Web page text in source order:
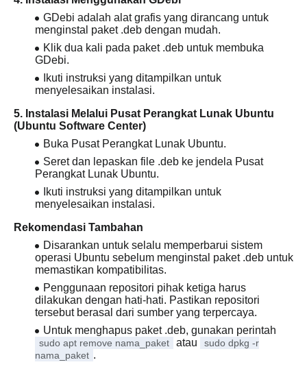
GDebi adalah alat grafis yang dirancang untuk
menginstal paket .deb dengan mudah.
Klik dua kali pada paket .deb untuk membuka
GDebi.
Ikuti instruksi yang ditampilkan untuk
menyelesaikan instalasi.
5. Instalasi Melalui Pusat Perangkat Lunak Ubuntu
(Ubuntu Software Center)
Buka Pusat Perangkat Lunak Ubuntu.
Seret dan lepaskan file .deb ke jendela Pusat
Perangkat Lunak Ubuntu.
Ikuti instruksi yang ditampilkan untuk
menyelesaikan instalasi.
Rekomendasi Tambahan
Disarankan untuk selalu memperbarui sistem
operasi Ubuntu sebelum menginstal paket .deb untuk
memastikan kompatibilitas.
Penggunaan repositori pihak ketiga harus
dilakukan dengan hati-hati. Pastikan repositori
tersebut berasal dari sumber yang terpercaya.
Untuk menghapus paket .deb, gunakan perintah
sudo apt remove nama_paket atau
sudo dpkg -r
nama_paket .